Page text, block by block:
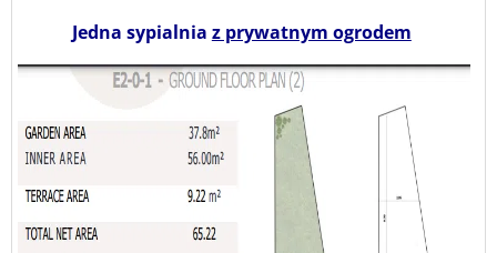
Jedna sypialnia z prywatnym ogrodem